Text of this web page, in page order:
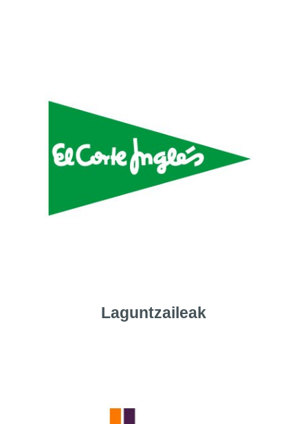
Laguntzaileak